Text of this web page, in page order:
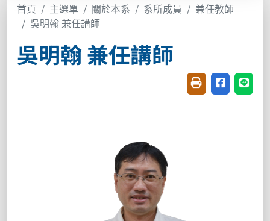
首頁 主選單 關於本系 系所成員
兼任教師
吳明翰 兼任講師
吳明翰 兼任講師
友善列印(開新視
分享至臉書
分享